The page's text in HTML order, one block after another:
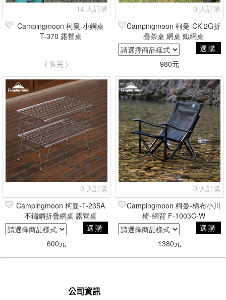
現貨商品
篩選
14 人訂購
Campingmoon 柯曼-小鋼桌
T-370 露營桌
( 售完 )
0 人訂購
Campingmoon 柯曼-CK-2G折
疊茶桌 網桌 鐵網桌
選購
980元
0 人訂購
Campingmoon 柯曼-T-235A
不鏽鋼折疊網桌 露營桌
選購
600元
0 人訂購
Campingmoon 柯曼-棉布小川
椅-網背 F-1003C-W
選購
1380元